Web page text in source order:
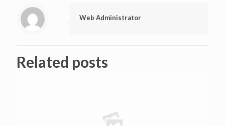
Web Administrator
Related posts